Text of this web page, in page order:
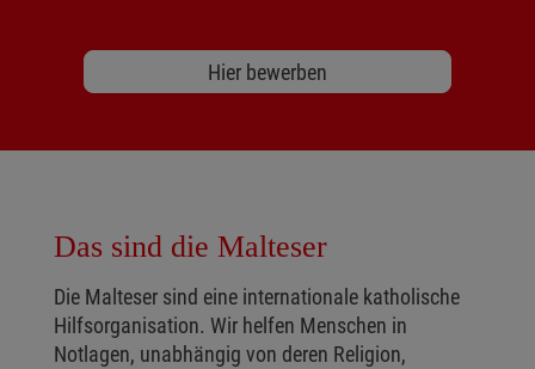
Hier bewerben
Das sind die Malteser
Die Malteser sind eine internationale katholische
Hilfsorganisation. Wir helfen Menschen in
Notlagen, unabhängig von deren Religion,